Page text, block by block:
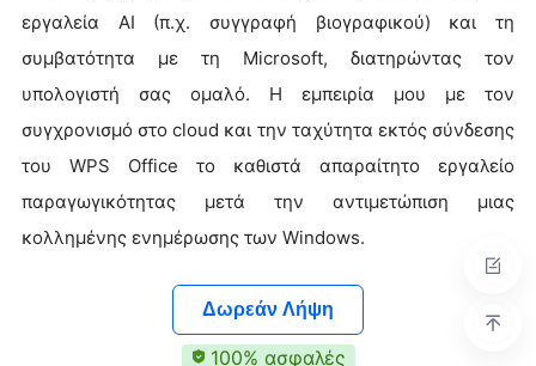
εργαλεία AI (π.χ. συγγραφή βιογραφικού) και τη
συμβατότητα με τη Microsoft, διατηρώντας τον
υπολογιστή σας ομαλό. Η εμπειρία μου με τον
συγχρονισμό στο cloud και την ταχύτητα εκτός σύνδεσης
του WPS Office το καθιστά απαραίτητο εργαλείο
παραγωγικότητας μετά την αντιμετώπιση μιας
κολλημένης ενημέρωσης των Windows.
Δωρεάν Λήψη
100% ασφαλές